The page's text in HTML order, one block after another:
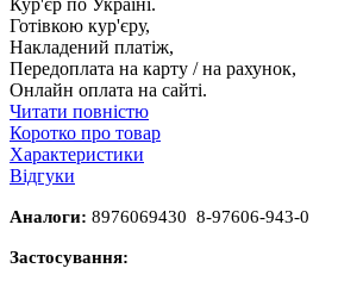
Кур'єр по Україні.
Готівкою кур'єру,
Накладений платіж,
Передоплата на карту / на рахунок,
Онлайн оплата на сайті.
Читати повністю
Коротко про товар
Характеристики
Відгуки
Аналоги: 8976069430 8-97606-943-0
Застосування: